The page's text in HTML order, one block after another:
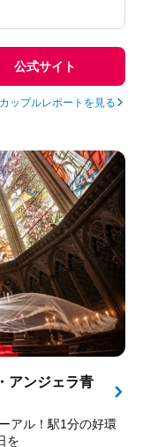
公式サイト
カップルレポートを見る
アンジェラ青
アル！駅1分の好環
を